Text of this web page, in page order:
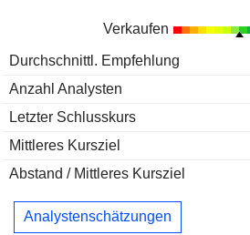
Verkaufen
Durchschnittl. Empfehlung
Anzahl Analysten
Letzter Schlusskurs
Mittleres Kursziel
Abstand / Mittleres Kursziel
Analystenschätzungen